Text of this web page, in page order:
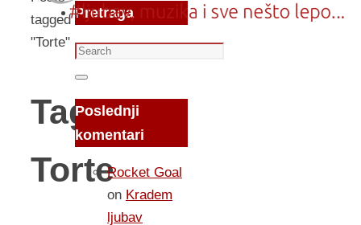
tagged
"Torte"
Tag:
Torte
Pretraga
Search
for:
Search
Poslednji
komentari
Rocket Goal
on Kradem
ljubav